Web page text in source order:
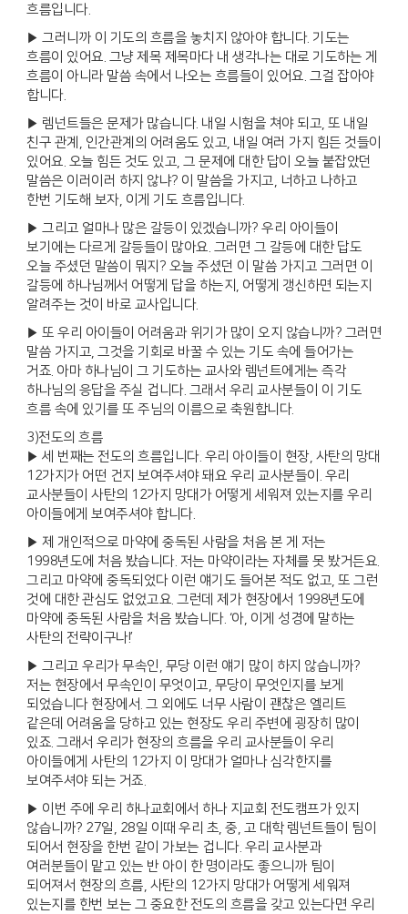
흐름입니다.
▶ 그러니까 이 기도의 흐름을 놓치지 않아야 합니다. 기도는
흐름이 있어요. 그냥 제목 제목마다 내 생각나는 대로 기도하는 게
흐름이 아니라 말씀 속에서 나오는 흐름들이 있어요. 그걸 잡아야
합니다.
▶ 렘넌트들은 문제가 많습니다. 내일 시험을 쳐야 되고, 또 내일
친구 관계, 인간관계의 어려움도 있고, 내일 여러 가지 힘든 것들이
있어요. 오늘 힘든 것도 있고, 그 문제에 대한 답이 오늘 붙잡았던
말씀은 이러이러 하지 않냐? 이 말씀을 가지고, 너하고 나하고
한번 기도해 보자, 이게 기도 흐름입니다.
▶ 그리고 얼마나 많은 갈등이 있겠습니까? 우리 아이들이
보기에는 다르게 갈등들이 많아요. 그러면 그 갈등에 대한 답도
오늘 주셨던 말씀이 뭐지? 오늘 주셨던 이 말씀 가지고 그러면 이
갈등에 하나님께서 어떻게 답을 하는지, 어떻게 갱신하면 되는지
알려주는 것이 바로 교사입니다.
▶ 또 우리 아이들이 어려움과 위기가 많이 오지 않습니까? 그러면
말씀 가지고, 그것을 기회로 바꿀 수 있는 기도 속에 들어가는
거죠. 아마 하나님이 그 기도하는 교사와 렘넌트에게는 즉각
하나님의 응답을 주실 겁니다. 그래서 우리 교사분들이 이 기도
흐름 속에 있기를 또 주님의 이름으로 축원합니다.
3)전도의 흐름
▶ 세 번째는 전도의 흐름입니다. 우리 아이들이 현장, 사탄의 망대
12가지가 어떤 건지 보여주셔야 돼요 우리 교사분들이. 우리
교사분들이 사탄의 12가지 망대가 어떻게 세워져 있는지를 우리
아이들에게 보여주셔야 합니다.
▶ 제 개인적으로 마약에 중독된 사람을 처음 본 게 저는
1998년도에 처음 봤습니다. 저는 마약이라는 자체를 못 봤거든요.
그리고 마약에 중독되었다 이런 얘기도 들어본 적도 없고, 또 그런
것에 대한 관심도 없었고요. 그런데 제가 현장에서 1998년도에
마약에 중독된 사람을 처음 봤습니다. ‘아, 이게 성경에 말하는
사탄의 전략이구나!’
▶ 그리고 우리가 무속인, 무당 이런 얘기 많이 하지 않습니까?
저는 현장에서 무속인이 무엇이고, 무당이 무엇인지를 보게
되었습니다 현장에서. 그 외에도 너무 사람이 괜찮은 엘리트
같은데 어려움을 당하고 있는 현장도 우리 주변에 굉장히 많이
있죠. 그래서 우리가 현장의 흐름을 우리 교사분들이 우리
아이들에게 사탄의 12가지 이 망대가 얼마나 심각한지를
보여주셔야 되는 거죠.
▶ 이번 주에 우리 하나교회에서 하나 지교회 전도캠프가 있지
않습니까? 27일, 28일 이때 우리 초, 중, 고 대학 렘넌트들이 팀이
되어서 현장을 한번 같이 가보는 겁니다. 우리 교사분과
여러분들이 맡고 있는 반 아이 한 명이라도 좋으니까 팀이
되어져서 현장의 흐름, 사탄의 12가지 망대가 어떻게 세워져
있는지를 한번 보는 그 중요한 전도의 흐름을 갖고 있는다면 우리